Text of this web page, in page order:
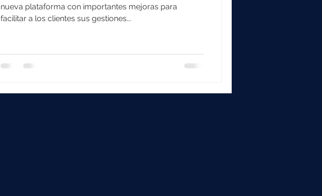
nueva plataforma con importantes mejoras para
facilitar a los clientes sus gestiones...